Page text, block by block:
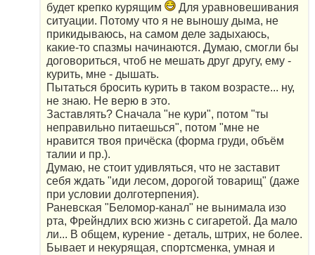
будет крепко курящим
Для уравновешивания
ситуации. Потому что я не выношу дыма, не
прикидываюсь, на самом деле задыхаюсь,
какие-то спазмы начинаются. Думаю, смогли бы
договориться, чтоб не мешать друг другу, ему -
курить, мне - дышать.
Пытаться бросить курить в таком возрасте... ну,
не знаю. Не верю в это.
Заставлять? Сначала "не кури", потом "ты
неправильно питаешься", потом "мне не
нравится твоя причёска (форма груди, объём
талии и пр.).
Думаю, не стоит удивляться, что не заставит
себя ждать "иди лесом, дорогой товарищ" (даже
при условии долготерпения).
Раневская "Беломор-канал" не вынимала изо
рта, Фрейндлих всю жизнь с сигаретой. Да мало
ли... В общем, курение - деталь, штрих, не более.
Бывает и некурящая, спортсменка, умная и